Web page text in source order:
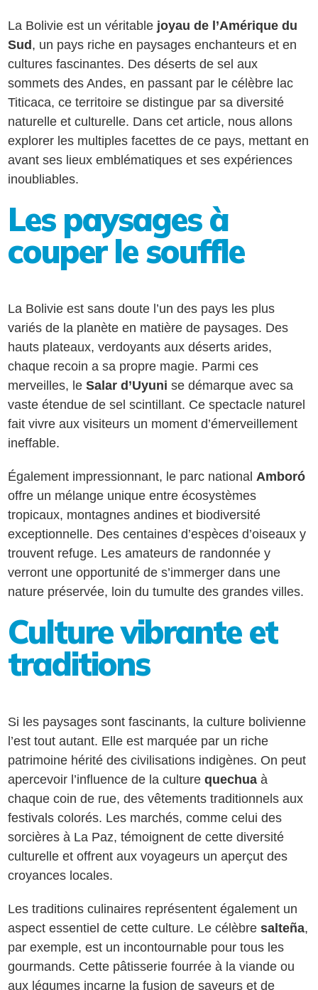
La Bolivie est un véritable joyau de l’Amérique du
Sud, un pays riche en paysages enchanteurs et en
cultures fascinantes. Des déserts de sel aux
sommets des Andes, en passant par le célèbre lac
Titicaca, ce territoire se distingue par sa diversité
naturelle et culturelle. Dans cet article, nous allons
explorer les multiples facettes de ce pays, mettant en
avant ses lieux emblématiques et ses expériences
inoubliables.
Les paysages à
couper le souffle
La Bolivie est sans doute l’un des pays les plus
variés de la planète en matière de paysages. Des
hauts plateaux, verdoyants aux déserts arides,
chaque recoin a sa propre magie. Parmi ces
merveilles, leSalar d’Uyuni se démarque avec sa
vaste étendue de sel scintillant. Ce spectacle naturel
fait vivre aux visiteurs un moment d’émerveillement
ineffable.
Également impressionnant, le parc nationalAmboró
offre un mélange unique entre écosystèmes
tropicaux, montagnes andines et biodiversité
exceptionnelle. Des centaines d’espèces d’oiseaux y
trouvent refuge. Les amateurs de randonnée y
verront une opportunité de s’immerger dans une
nature préservée, loin du tumulte des grandes villes.
Culture vibrante et
traditions
Si les paysages sont fascinants, la culture bolivienne
l’est tout autant. Elle est marquée par un riche
patrimoine hérité des civilisations indigènes. On peut
apercevoir l’influence de la culturequechua à
chaque coin de rue, des vêtements traditionnels aux
festivals colorés. Les marchés, comme celui des
sorcières à La Paz, témoignent de cette diversité
culturelle et offrent aux voyageurs un aperçut des
croyances locales.
Les traditions culinaires représentent également un
aspect essentiel de cette culture. Le célèbresalteña,
par exemple, est un incontournable pour tous les
gourmands. Cette pâtisserie fourrée à la viande ou
aux légumes incarne la fusion de saveurs et de